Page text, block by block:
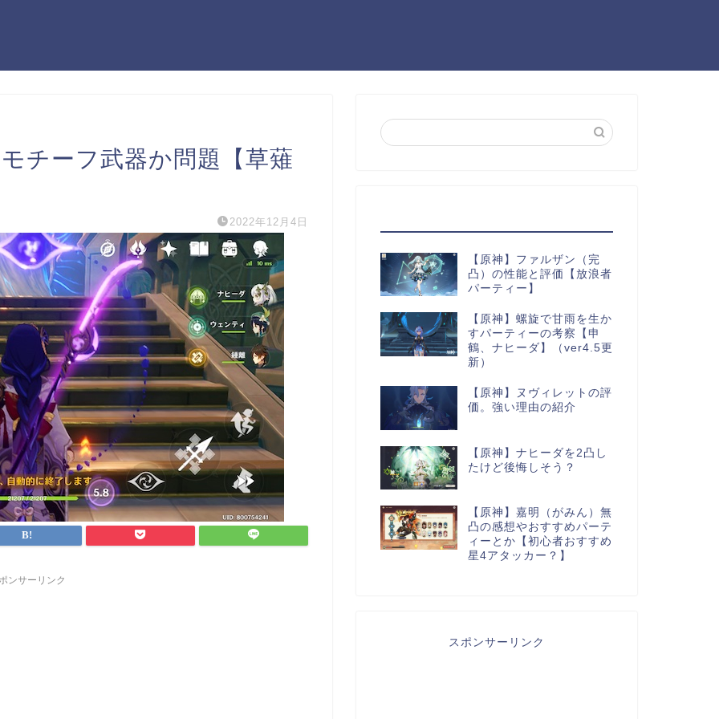
チーフ武器か問題【草薙
2022年12月4日
ンサーリンク
【原神】ファルザン（完
凸）の性能と評価【放浪者
パーティー】
【原神】螺旋で甘雨を生か
すパーティーの考察【申
鶴、ナヒーダ】（ver4.5更
新）
【原神】ヌヴィレットの評
価。強い理由の紹介
【原神】ナヒーダを2凸し
たけど後悔しそう？
【原神】嘉明（がみん）無
凸の感想やおすすめパーテ
ィーとか【初心者おすすめ
星4アタッカー？】
スポンサーリンク